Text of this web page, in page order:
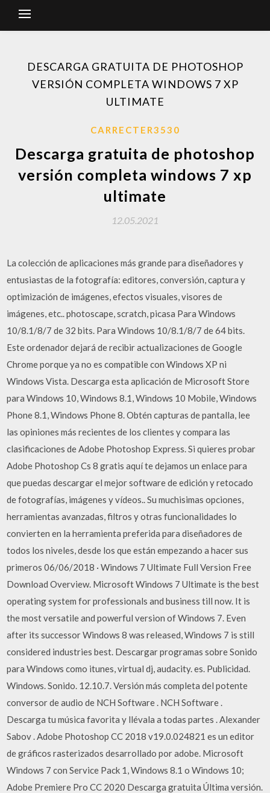
DESCARGA GRATUITA DE PHOTOSHOP
VERSIÓN COMPLETA WINDOWS 7 XP
ULTIMATE
CARRECTER3530
Descarga gratuita de photoshop
versión completa windows 7 xp
ultimate
12.05.2021
La colección de aplicaciones más grande para diseñadores y
entusiastas de la fotografía: editores, conversión, captura y
optimización de imágenes, efectos visuales, visores de
imágenes, etc.. photoscape, scratch, picasa Para Windows
10/8.1/8/7 de 32 bits. Para Windows 10/8.1/8/7 de 64 bits.
Este ordenador dejará de recibir actualizaciones de Google
Chrome porque ya no es compatible con Windows XP ni
Windows Vista. Descarga esta aplicación de Microsoft Store
para Windows 10, Windows 8.1, Windows 10 Mobile, Windows
Phone 8.1, Windows Phone 8. Obtén capturas de pantalla, lee
las opiniones más recientes de los clientes y compara las
clasificaciones de Adobe Photoshop Express. Si quieres probar
Adobe Photoshop Cs 8 gratis aquí te dejamos un enlace para
que puedas descargar el mejor software de edición y retocado
de fotografías, imágenes y vídeos.. Su muchisimas opciones,
herramientas avanzadas, filtros y otras funcionalidades lo
convierten en la herramienta preferida para diseñadores de
todos los niveles, desde los que están empezando a hacer sus
primeros 06/06/2018 · Windows 7 Ultimate Full Version Free
Download Overview. Microsoft Windows 7 Ultimate is the best
operating system for professionals and business till now. It is
the most versatile and powerful version of Windows 7. Even
after its successor Windows 8 was released, Windows 7 is still
considered industries best. Descargar programas sobre Sonido
para Windows como itunes, virtual dj, audacity. es. Publicidad.
Windows. Sonido. 12.10.7. Versión más completa del potente
conversor de audio de NCH Software . NCH Software .
Descarga tu música favorita y llévala a todas partes . Alexander
Sabov . Adobe Photoshop CC 2018 v19.0.024821 es un editor
de gráficos rasterizados desarrollado por adobe. Microsoft
Windows 7 con Service Pack 1, Windows 8.1 o Windows 10;
Adobe Premiere Pro CC 2020 Descarga gratuita Última versión.